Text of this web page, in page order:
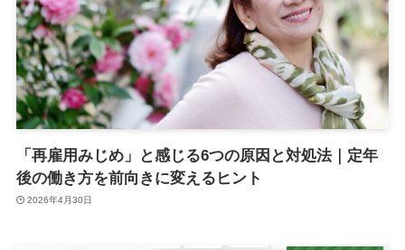
「再雇用みじめ」と感じる6つの原因と対処法｜定年
後の働き方を前向きに変えるヒント
2026年4月30日